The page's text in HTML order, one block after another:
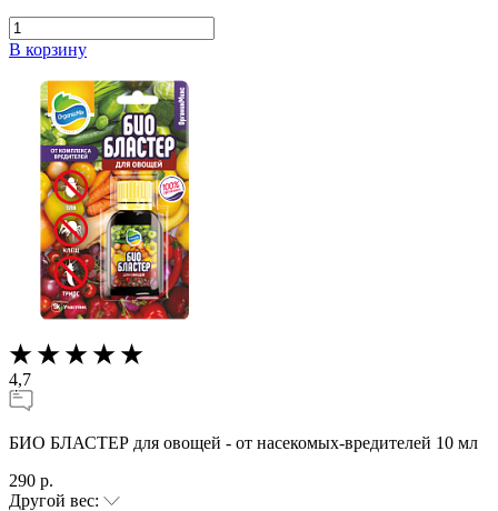
В корзину
4,7
БИО БЛАСТЕР для овощей - от насекомых-вредителей 10 мл
290 р.
Другой вес: